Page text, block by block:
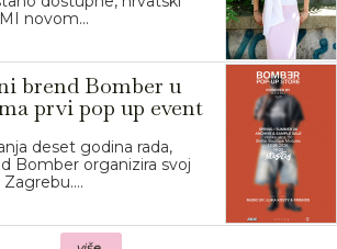
novom...
brend Bomber u
prvi pop up event
deset godina rada,
Bomber organizira svoj